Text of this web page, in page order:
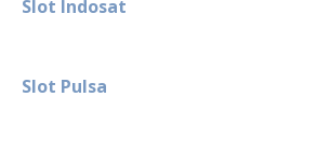
Slot Indosat
Slot Pulsa